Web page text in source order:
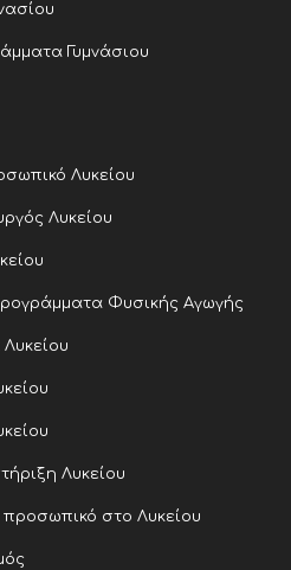
Γυμνάσιου
Λυκείου
Λυκείου
Φυσικής Αγωγής
Λυκείου
προσωπικό στο Λυκείου